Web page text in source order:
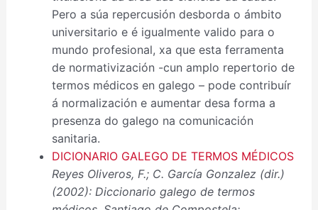
Pero a súa repercusión desborda o ámbito
universitario e é igualmente valido para o
mundo profesional, xa que esta ferramenta
de normativización -cun amplo repertorio de
termos médicos en galego – pode contribuír
á normalización e aumentar desa forma a
presenza do galego na comunicación
sanitaria.
DICIONARIO GALEGO DE TERMOS MÉDICOS
Reyes Oliveros, F.; C. García Gonzalez (dir.)
(2002): Diccionario galego de termos